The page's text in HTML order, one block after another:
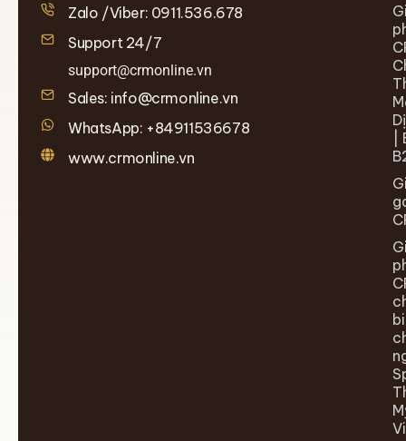
Zalo /Viber: 0911.536.678
Support 24/7
support@crmonline.vn
Sales: info@crmonline.vn
WhatsApp: +84911536678
www.crmonline.vn